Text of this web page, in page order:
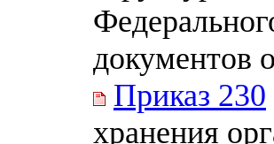
документов
Приказ 230
хранения